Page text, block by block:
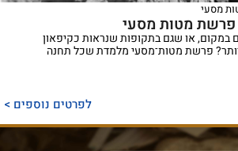
מסעי
מטות מסעי
במקום, או שגם בתקופות שנראות כקיפאון
פרשת מטות־מסעי מלמדת שכל תחנה
לפרטים נוספים >
ספר